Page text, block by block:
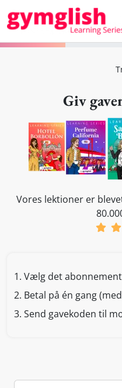
Giv
Vores lektioner er
1. Vælg det
2. Betal på én gang
3. Send gavekoden til